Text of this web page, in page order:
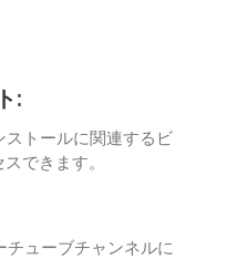
:
ストールに関連するビ
できます。
チューブチャンネルに